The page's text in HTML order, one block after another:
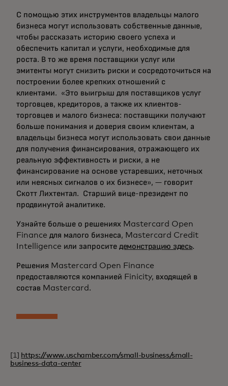
С помощью этих инструментов владельцы малого
бизнеса могут использовать собственные данные,
чтобы рассказать историю своего успеха и
обеспечить капитал и услуги, необходимые для
роста. В то же время поставщики услуг или
эмитенты могут снизить риски и сосредоточиться на
построении более крепких отношений с
клиентами. «Это выигрыш для поставщиков услуг
торговцев, кредиторов, а также их клиентов-
торговцев и малого бизнеса: поставщики получают
больше понимания и доверия своим клиентам, а
владельцы бизнеса могут использовать свои данные
для получения финансирования, отражающего их
реальную эффективность и риски, а не
финансирование на основе устаревших, неточных
или неясных сигналов о их бизнесе», — говорит
Скотт Лихтентал. Старший вице-президент по
продвинутой аналитике.
Узнайте больше о решениях Mastercard Open
Finance для малого бизнеса, Mastercard Credit
Intelligence или запросите демонстрацию здесь.
Решения Mastercard Open Finance
предоставляются компанией Finicity, входящей в
состав Mastercard.
[1] https://www.uschamber.com/small-business/small-
business-data-center